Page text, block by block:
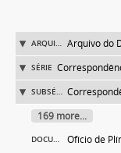
ARQUIVO Arquivo do
SÉRIE
SUBSÉRIE
169 more...
DOCUMENTO Ofício de